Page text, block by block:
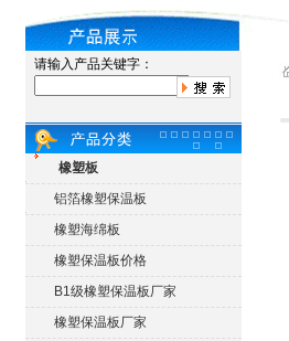
请输入产品关键字：
橡塑板
铝箔橡塑保温板
橡塑海绵板
橡塑保温板价格
B1级橡塑保温板厂家
橡塑保温板厂家